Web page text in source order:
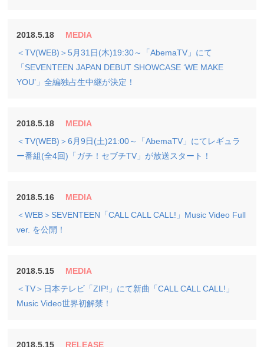
2018.5.18
MEDIA
＜TV(WEB)＞5月31日(木)19:30～「AbemaTV」にて
「SEVENTEEN JAPAN DEBUT SHOWCASE ‘WE MAKE
YOU’」全編独占生中継が決定！
2018.5.18
MEDIA
＜TV(WEB)＞6月9日(土)21:00～「AbemaTV」にてレギュラ
ー番組(全4回)「ガチ！セブチTV」が放送スタート！
2018.5.16
MEDIA
＜WEB＞SEVENTEEN「CALL CALL CALL!」Music Video Full
ver. を公開！
2018.5.15
MEDIA
＜TV＞日本テレビ「ZIP!」にて新曲「CALL CALL CALL!」
Music Video世界初解禁！
2018.5.15
RELEASE